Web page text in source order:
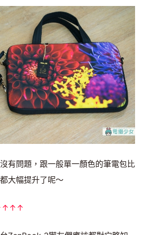
有問題，跟一般單一顏色的筆電包比
大幅提升了呢～